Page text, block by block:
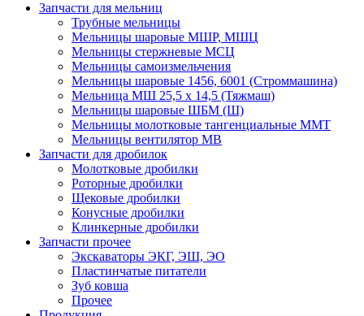
Запчасти для мельниц
Трубные мельницы
Мельницы шаровые МШР, МШЦ
Мельницы стержневые МСЦ
Мельницы самоизмельчения
Мельницы шаровые 1456, 6001 (Строммашина)
Мельница МШ 25,5 х 14,5 (Тяжмаш)
Мельницы шаровые ШБМ (Ш)
Мельницы молотковые тангенциальные ММТ
Мельницы вентилятор МВ
Запчасти для дробилок
Молотковые дробилки
Роторные дробилки
Щековые дробилки
Конусные дробилки
Клинкерные дробилки
Запчасти прочее
Экскаваторы ЭКГ, ЭШ, ЭО
Пластинчатые питатели
Зуб ковша
Прочее